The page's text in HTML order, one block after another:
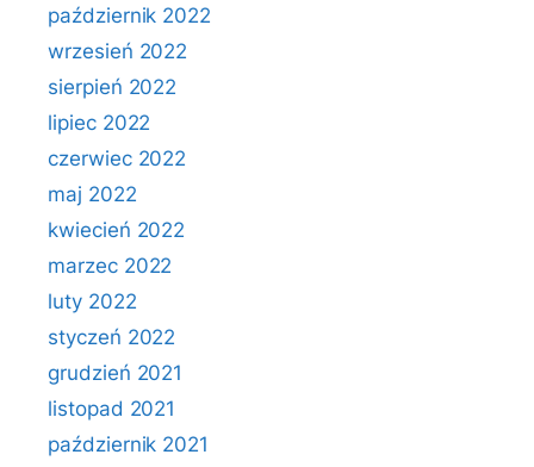
październik 2022
wrzesień 2022
sierpień 2022
lipiec 2022
czerwiec 2022
maj 2022
kwiecień 2022
marzec 2022
luty 2022
styczeń 2022
grudzień 2021
listopad 2021
październik 2021